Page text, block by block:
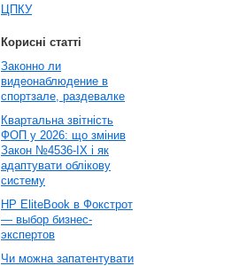
ЦПКУ
Корисні статті
Законно ли
видеонаблюдение в
спортзале, раздевалке
Квартальна звітність
ФОП у 2026: що змінив
Закон №4536-IX і як
адаптувати облікову
систему
HP EliteBook в Фокстрот
— выбор бизнес-
экспертов
Чи можна запатентувати